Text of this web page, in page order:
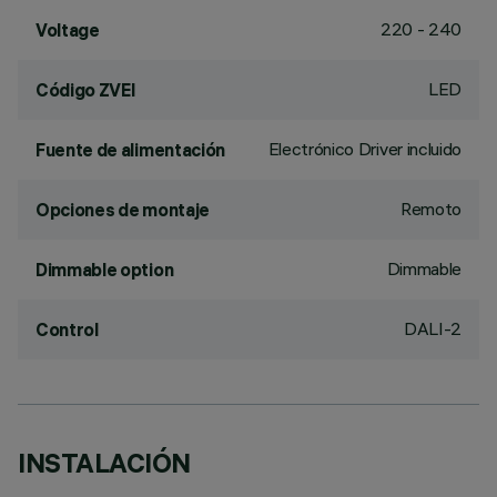
Voltage 220 - 240
Código ZVEI LED
Fuente de alimentación Electrónico Driver incluido
Opciones de montaje Remoto
Dimmable option Dimmable
Control DALI-2
INSTALACIÓN